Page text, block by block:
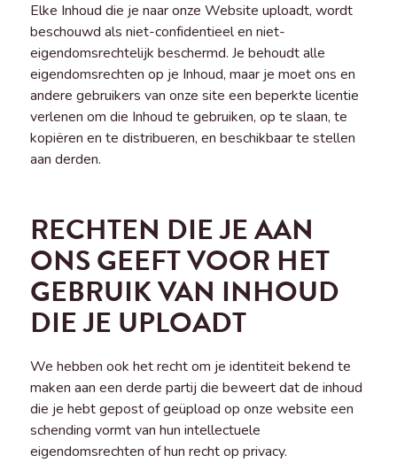
Elke Inhoud die je naar onze Website uploadt, wordt
beschouwd als niet-confidentieel en niet-
eigendomsrechtelijk beschermd. Je behoudt alle
eigendomsrechten op je Inhoud, maar je moet ons en
andere gebruikers van onze site een beperkte licentie
verlenen om die Inhoud te gebruiken, op te slaan, te
kopiëren en te distribueren, en beschikbaar te stellen
aan derden.
RECHTEN DIE JE AAN
ONS GEEFT VOOR HET
GEBRUIK VAN INHOUD
DIE JE UPLOADT
We hebben ook het recht om je identiteit bekend te
maken aan een derde partij die beweert dat de inhoud
die je hebt gepost of geüpload op onze website een
schending vormt van hun intellectuele
eigendomsrechten of hun recht op privacy.